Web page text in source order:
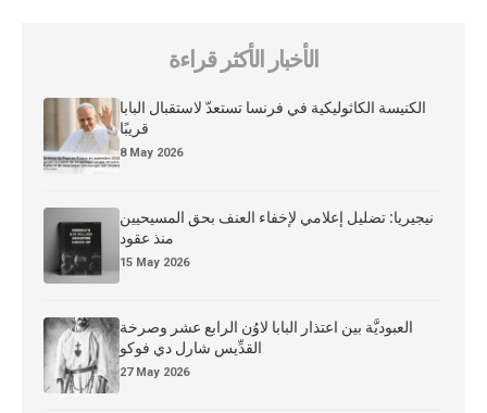
الأخبار الأكثر قراءة
الكنيسة الكاثوليكية في فرنسا تستعدّ لاستقبال البابا
قريبًا
8 May 2026
نيجيريا: تضليل إعلامي لإخفاء العنف بحق المسيحيين
منذ عقود
15 May 2026
العبوديَّة بين اعتذار البابا لاوُن الرابع عشر وصرخة
القدِّيس شارل دي فوكو
27 May 2026